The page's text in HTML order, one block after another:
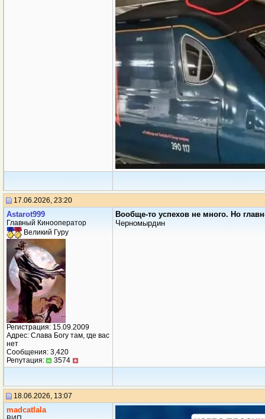
17.06.2026, 23:20
Аstarot999
Главный Кинооператор
Великий Гуру
Регистрация: 15.09.2009
Адрес: Слава Богу там, где вас
нет
Сообщения: 3,420
Репутация:
3574
Вообще-то успехов не много. Но
Черномырдин
18.06.2026, 13:07
madcatlala